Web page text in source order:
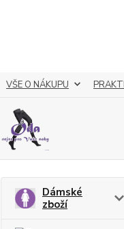
VŠE O NÁKUPU
Dámské
zboží